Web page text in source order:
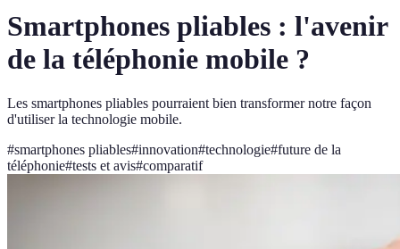
Smartphones pliables : l'avenir
de la téléphonie mobile ?
Les smartphones pliables pourraient bien transformer notre façon
d'utiliser la technologie mobile.
#smartphones pliables#innovation#technologie#future de la
téléphonie#tests et avis#comparatif